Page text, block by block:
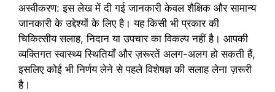
अस्वीकरण: इस लेख में दी गई जानकारी केवल शैक्षिक और सामान्य
जानकारी के उद्देश्यों के लिए है। यह किसी भी प्रकार की
चिकित्सीय सलाह, निदान या उपचार का विकल्प नहीं है। आपकी
व्यक्तिगत स्वास्थ्य स्थितियाँ और ज़रूरतें अलग-अलग हो सकती हैं,
इसलिए कोई भी निर्णय लेने से पहले विशेषज्ञ की सलाह लेना ज़रूरी
है।